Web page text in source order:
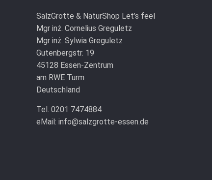
SalzGrotte & NaturShop Let’s feel
Mgr inż. Cornelius Greguletz
Mgr inż. Sylwia Greguletz
Gutenbergstr. 19
45128 Essen-Zentrum
am RWE Turm
Deutschland
Tel. 0201 7474884
eMail: info@salzgrotte-essen.de